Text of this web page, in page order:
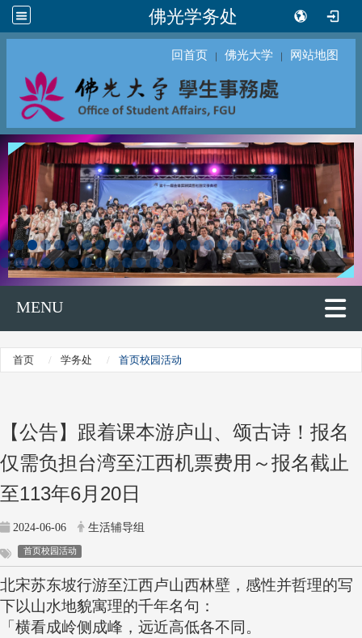
佛光学务处
回首页 ｜ 佛光大学 ｜ 网站地图
MENU
首页 学务处 首页校园活动
【公告】跟着课本游庐山、颂古诗！报名
仅需负担台湾至江西机票费用～报名截止
至113年6月20日
2024-06-06 生活辅导组
首页校园活动
北宋苏东坡行游至江西卢山西林壁，感性并哲理的写
下以山水地貌寓理的千年名句：
「横看成岭侧成峰，远近高低各不同。